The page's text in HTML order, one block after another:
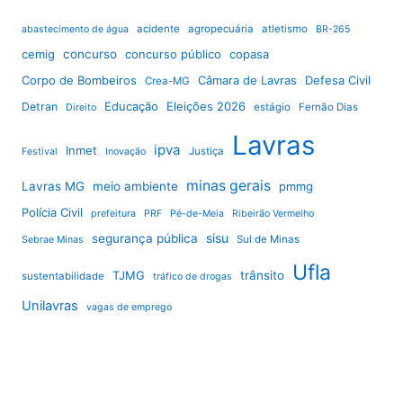
abastecimento de água acidente agropecuária atletismo BR-265
cemig concurso concurso público
copasa
Corpo de Bombeiros
Crea-MG Câmara de Lavras Defesa Civil
Detran Direito Educação Eleições 2026 estágio Fernão Dias
Festival Inmet Inovação ipva Justiça Lavras
Lavras MG meio ambiente minas gerais
pmmg
Polícia Civil
prefeitura PRF Pé-de-Meia Ribeirão Vermelho
Sebrae Minas segurança pública sisu Sul de Minas
sustentabilidade TJMG tráfico de drogas trânsito Ufla
Unilavras vagas de emprego